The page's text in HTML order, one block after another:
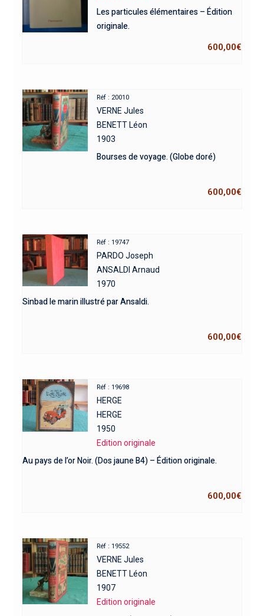
Les particules élémentaires – Édition
originale.
600,00€
Réf : 20010
VERNE Jules
BENETT Léon
1903
Bourses de voyage. (Globe doré)
600,00€
Réf : 19747
PARDO Joseph
ANSALDI Arnaud
1970
Sinbad le marin illustré par Ansaldi.
600,00€
Réf : 19698
HERGE
HERGE
1950
Edition originale
Au pays de l’or Noir. (Dos jaune B4) – Édition originale.
600,00€
Réf : 19552
VERNE Jules
BENETT Léon
1907
Edition originale